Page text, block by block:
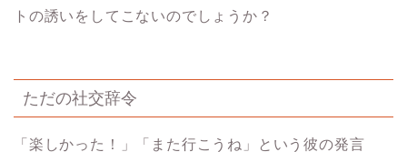
トの誘いをしてこないのでしょうか？
ただの社交辞令
「楽しかった！」「また行こうね」という彼の発言